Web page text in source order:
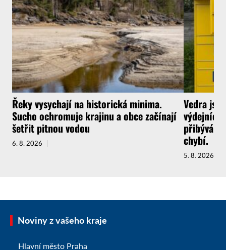
Řeky vysychají na historická minima.
Sucho ochromuje krajinu a obce začínají
šetřit pitnou vodou
6. 8. 2026
Vedra
výdejních
přibývá a
chybí.
5. 8. 2026
Noviny z vašeho kraje
Hlavní město Praha